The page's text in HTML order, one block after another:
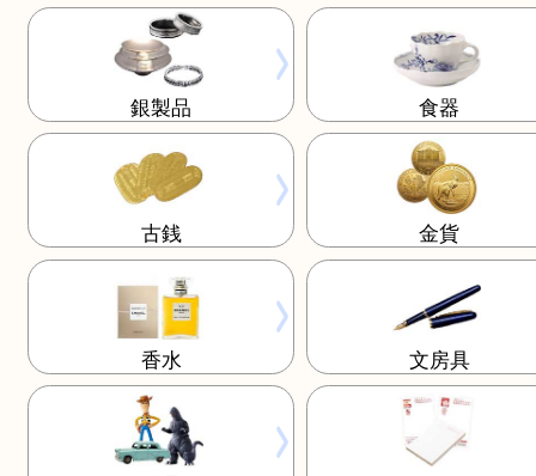
切手 金製品
銀製品 食器
古銭 金貨